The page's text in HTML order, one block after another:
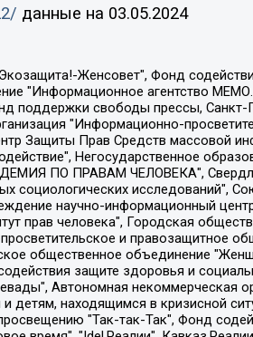
данные на 03.05.2024
политики", Баданин Роман Сергеевич, Гликин Максим Александрович, Железнова Мария Михайловна, Лукьянова Юлия Сергеевна, Маетная Елизавета Витальевна, Маняхин Петр Борисович, Чуракова Ольга Владимировна, Ярош Юлия Петровна, Юридическое лицо "The Insider SIA", зарегистрированное в Риге, Латвийская Республика (дата регистрации 26.06.2015), являющееся администратором доменного имени интернет-издания "The Insider SIA", https://theins.ru, Постернак Алексей Евгеньевич, Рубин Михаил Аркадьевич, Анин Роман Александрович, Юридическое лицо Istories fonds, зарегистрированное в Латвийской Республике (регистрационный номер 50008295751, дата регистрации 24.02.2020), Великовский Дмитрий Александрович, Долинина Ирина Николаевна, Мароховская Алеся Алексеевна, Шлейнов Роман Юрьевич, Шмагун Олеся Валентиновна, Общество с ограниченной ответственностью "Альтаир 2021", Общество с ограниченной ответственностью "Вега 2021", Общество с ограниченной ответственностью "Главный редактор 2021", Общество с ограниченной ответственностью "Ромашки монолит", Важенков Артем Валерьевич, Ивановская областная общественная организация "Центр гендерных исследований", Гурман Юрий Альбертович, Медиапроект "ОВД-Инфо", Егоров Владимир Владимирович, Жилинский Владимир Александрович, Общество с ограниченной ответственностью "ЗП", Иванова София Юрьевна, Карезина Инна Павловна, Кильтау Екатерина Викторовна, Петров Алексей Викторович, Пискунов Сергей Евгеньевич, Смирнов Сергей Сергеевич, Тихонов Михаил Сергеевич, Общество с ограниченной ответственностью "ЖУРНАЛИСТ-ИНОСТРАННЫЙ АГЕНТ", Арапова Галина Юрьевна, Вольтская Татьяна Анатольевна, Американская компания "Mason G.E.S. Anonymous Foundation" (США), являющаяся владельцем интернет-издания https://mnews.world/, Компания "Stichting Bellingcat", зарегистрированная в Нидерландах (дата регистрации 11.07.2018), Захаров Андрей Вячеславович, Клепиковская Екатерина Дмитриевна, Общество с ограниченной ответственностью "МЕМО", Перл Роман Александрович, Симонов Евгений Алексеевич, Соловьева Елена Анатольевна, Сотников Даниил Владимирович, Сурначева Елизавета Дмитриевна, Автономная некоммерческая организация по защите прав человека и информированию населения